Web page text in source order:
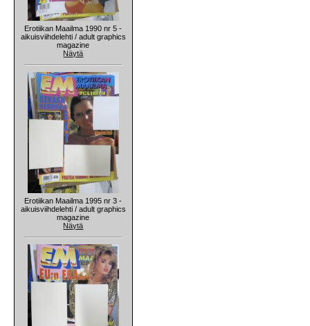
Erotiikan Maailma 1990 nr 5 -
aikuisviihdelehti / adult graphics
magazine
Näytä
Erotiikan Maailma 1995 nr 3 -
aikuisviihdelehti / adult graphics
magazine
Näytä